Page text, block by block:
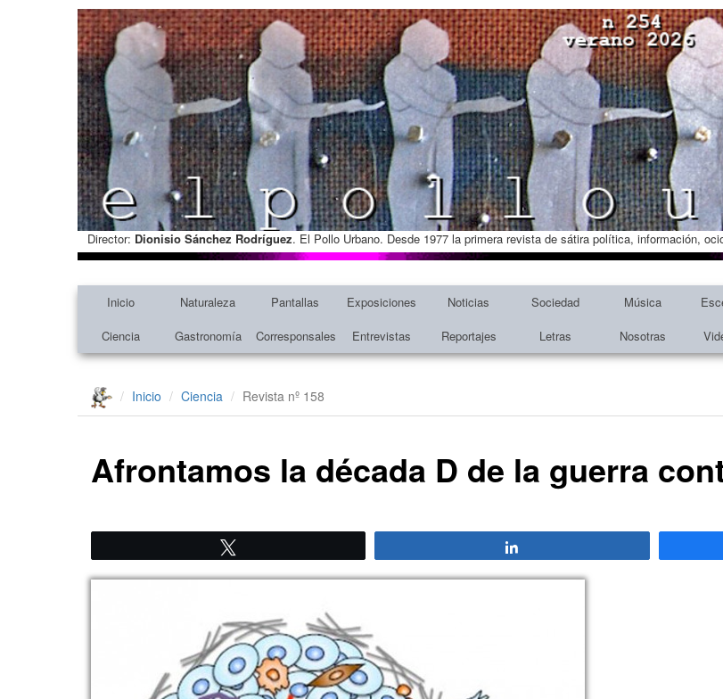
Director: Dionisio Sánchez Rodríguez. El Pollo Urbano. Desde 1977 la primera revista de sátira política, información,
Inicio Naturaleza Pantallas Exposiciones Noticias Sociedad Música
Ciencia
Gastronomía Corresponsales Entrevistas Reportajes Letras Nosotras
Inicio Ciencia Revista nº 158
Afrontamos la década D de la guerra